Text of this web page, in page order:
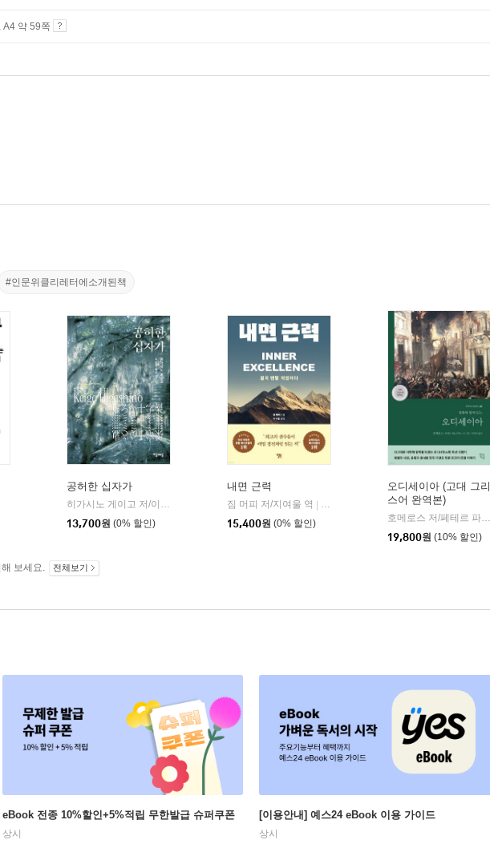
A4 약 59쪽
#인문위클리레터에소개된책
공허한 십자가
자음과모음
13,700원 (0% 할인)
내면 근력
짐 머피 저/지여울 역 |
15,400원 (0% 할인)
오디세이아 (고대 그리
스어 완역본)
19,800원 (10% 할인)
보세요. 전체보기
eBook 전종 10%할인+5%적립 무한발급 슈퍼쿠폰
상시
[이용안내] 예스24 eBook 이용 가이드
상시